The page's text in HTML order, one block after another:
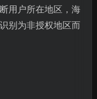
用户所在地区，海
别为非授权地区而